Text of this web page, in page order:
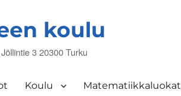
koulu
3 20300 Turku
Koulu Matematiikkaluokat